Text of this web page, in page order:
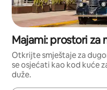
Majami: prostori za
Otkrijte smještaje za
se osjećati kao kod kuće
duže.